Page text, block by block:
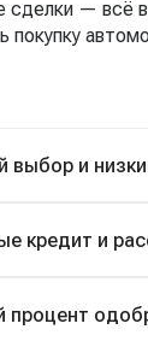
сделки — всё
покупку
выбор и
авто.
кредит и
на 2 года при
процент